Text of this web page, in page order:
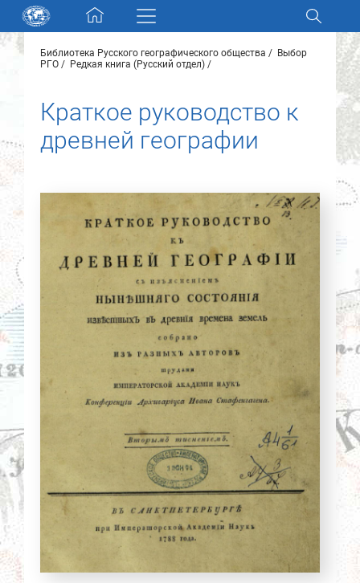
Skip navigation
Разделы и коллекции
Электронный каталог
Новости
О нас
Контакты
Партнеры
Найти
Библиотека Русского географического общества
Выбор
РГО
Редкая книга (Русский отдел)
Краткое руководство к
древней географии